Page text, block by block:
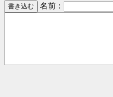
名前：